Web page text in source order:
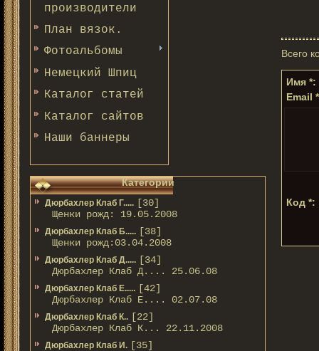
производители
План вязок.
Фотоальбомы
Немецкий Шпиц
Каталог статей
Каталог сайтов
Наши баннеры
Категории
Дюрбахлер Клаб Г..... [30]
Щенки рожд: 19.05.2008
Дюрбахлер Клаб Б..... [38]
Щенки рожд:03.04.2008
Дюрбахлер Клаб Д..... [34]
Дюрбахлер Клаб Д.... 25.06.08
Дюрбахлер Клаб Е..... [42]
Дюрбахлер Клаб Е.... 02.07.08
Дюрбахлер Клаб К.. [22]
Дюрбахлер Клаб К... 22.11.2008
Дюрбахлер Клаб И. [35]
Всего
Имя *:
Email
Код *: